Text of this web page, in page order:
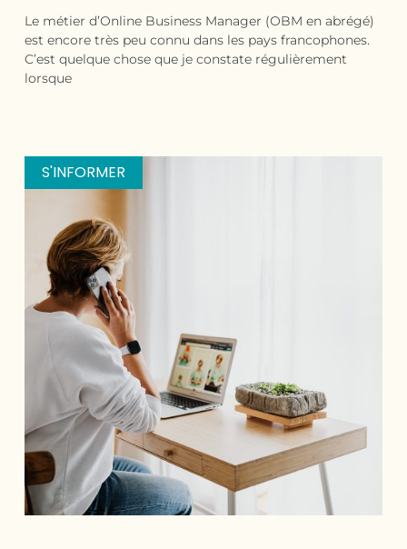
Le métier d’Online Business Manager (OBM en abrégé)
est encore très peu connu dans les pays francophones.
C’est quelque chose que je constate régulièrement
lorsque
S'INFORMER